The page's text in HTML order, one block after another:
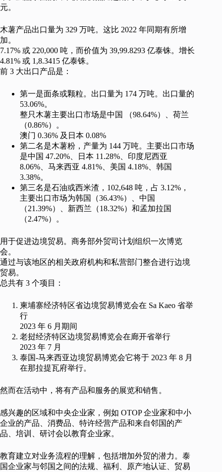
元。
木薯产品出口量为 329 万吨。这比 2022 年同期有所增
加。
7.17% 或 220,000 吨，而价值为 39,99.8293 亿泰铢。增长
4.81% 或 1,8.3415 亿泰铢。
前 3 大出口产品是：
第一是面条或颗粒。出口量为 174 万吨。出口量的
53.06%。
整只木薯主要出口市场是中国 （98.64%）、荷兰
（0.86%）。
澳门 0.36% 及日本 0.08%
第二名是木薯粉，产量为 144 万吨。主要出口市场
是中国 47.20%、日本 11.28%、印度尼西亚
8.06%、马来西亚 4.81%、美国 4.18%、韩国
3.38%。
第三名是石油或西米渣，102,648 吨，占 3.12%，
主要出口市场为韩国（36.43%）、中国
（21.39%）、新西兰（18.32%）和孟加拉国
（2.47%）。
用于促进边境贸易。商务部外贸司计划组织一次博览
会。
通过与该地区的相关政府机构和私营部门整合进行边境
贸易。
总共有 3 个项目：
柬埔寨经济特区省边境贸易博览会在 Sa Kaeo 省举
行
2023 年 6 月期间
老挝经济特区边境贸易博览会在廊开省举行
2023 年 7 月
泰国-马来西亚边境贸易博览会它将于 2023 年 8 月
在那拉提瓦府举行。
然而在活动中，将有产品和服务的展览和销售。
感兴趣的区域和中央企业家，例如 OTOP 企业家和中小
企业的产品、消费品、特许经营产品和来自邻国的产
品、培训、研讨会以教育企业家。
教育建立对业务流程的理解，包括增加外贸的潜力。泰
国企业家与邻国之间的法规、福利、原产地认证、贸易